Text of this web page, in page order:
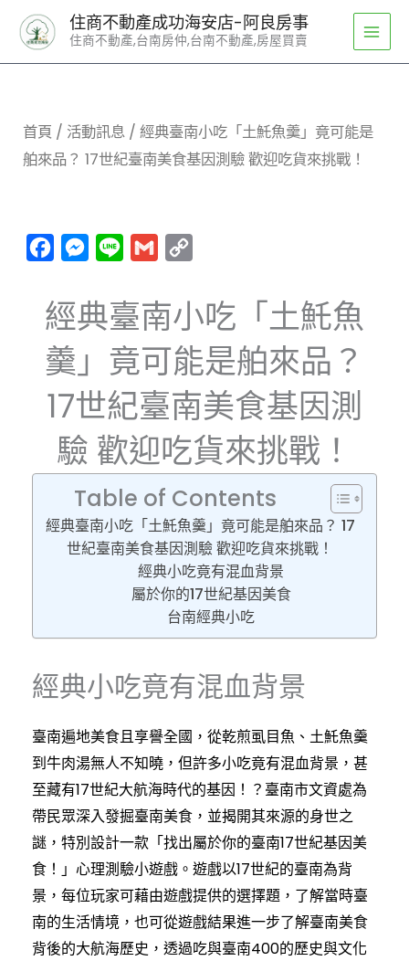
住商不動產成功海安店-阿良房事
住商不動產,台南房仲,台南不動產,房屋買賣
首頁 / 活動訊息 / 經典臺南小吃「土魠魚羹」竟可能是
舶來品？ 17世紀臺南美食基因測驗 歡迎吃貨來挑戰！
FacebookMessenger
Line Gmail
經典臺南小吃「土魠魚
羹」竟可能是舶來品？
17世紀臺南美食基因測
驗 歡迎吃貨來挑戰！
Table of Contents
經典臺南小吃「土魠魚羹」竟可能是舶來品？ 17
世紀臺南美食基因測驗 歡迎吃貨來挑戰！
經典小吃竟有混血背景
屬於你的17世紀基因美食
台南經典小吃
經典小吃竟有混血背景
臺南遍地美食且享譽全國，從乾煎虱目魚、土魠魚羹
到牛肉湯無人不知曉，但許多小吃竟有混血背景，甚
至藏有17世紀大航海時代的基因！？臺南市文資處為
帶民眾深入發掘臺南美食，並揭開其來源的身世之
謎，特別設計一款「找出屬於你的臺南17世紀基因美
食！」心理測驗小遊戲。遊戲以17世紀的臺南為背
景，每位玩家可藉由遊戲提供的選擇題，了解當時臺
南的生活情境，也可從遊戲結果進一步了解臺南美食
背後的大航海歷史，透過吃與臺南400的歷史與文化